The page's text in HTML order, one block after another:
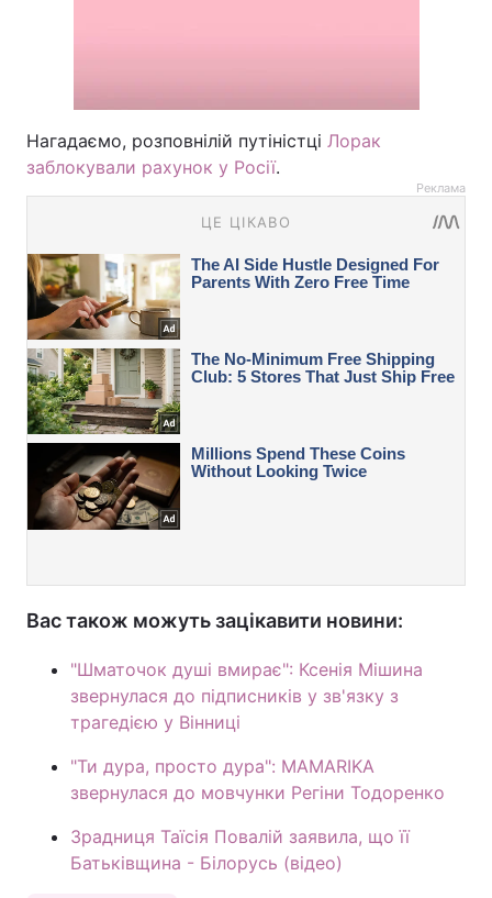
Нагадаємо, розповнілій путіністці Лорак
заблокували рахунок у Росії.
Реклама
Вас також можуть зацікавити новини:
"Шматочок душі вмирає": Ксенія Мішина
звернулася до підписників у зв'язку з
трагедією у Вінниці
"Ти дура, просто дура": MAMARIKA
звернулася до мовчунки Регіни Тодоренко
Зрадниця Таїсія Повалій заявила, що її
Батьківщина - Білорусь (відео)